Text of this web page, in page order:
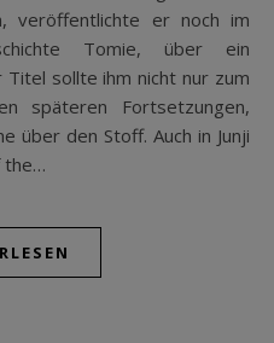
veröffentlichte er noch im
Tomie, über ein
Titel sollte ihm nicht nur zum
späteren Fortsetzungen,
über den Stoff. Auch in Junji
the…